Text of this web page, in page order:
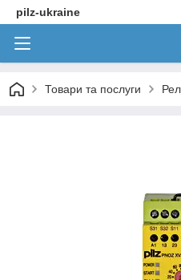
pilz-ukraine
Товари та послуги